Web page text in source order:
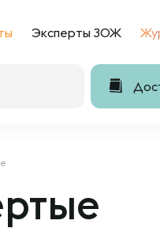
Эксперты ЗОЖ